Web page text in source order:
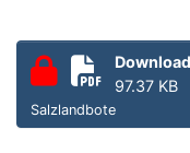
Download
97.37 KB
Salzlandbote